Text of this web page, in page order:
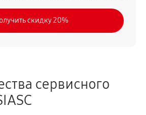
скидку 20%
сервисного